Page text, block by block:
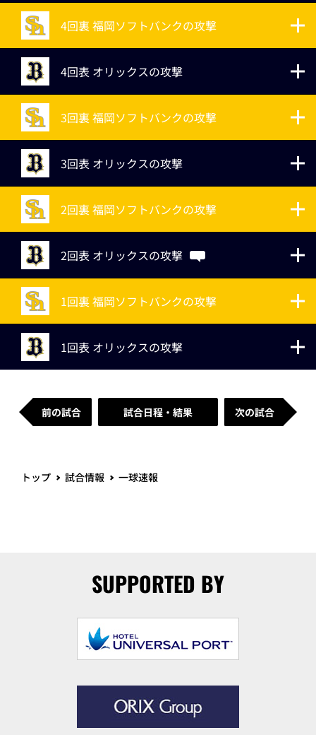
4回裏 福岡ソフトバンクの攻撃
4回表 オリックスの攻撃
3回裏 福岡ソフトバンクの攻撃
3回表 オリックスの攻撃
2回裏 福岡ソフトバンクの攻撃
2回表 オリックスの攻撃
1回裏 福岡ソフトバンクの攻撃
1回表 オリックスの攻撃
前の試合 試合日程・結果 次の試合
トップ 試合情報 一球速報
SUPPORTED BY